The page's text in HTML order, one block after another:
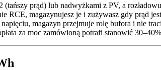
prąd) lub nadwyżkami z PV, a
RCE, magazynujesz je i zużywasz gdy prąd
magazyn przejmuje rolę bufora i nie
za moc zamówioną potrafi stanowić